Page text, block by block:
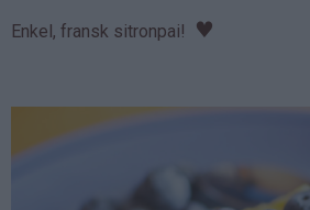
Enkel, fransk sitronpai! ♥